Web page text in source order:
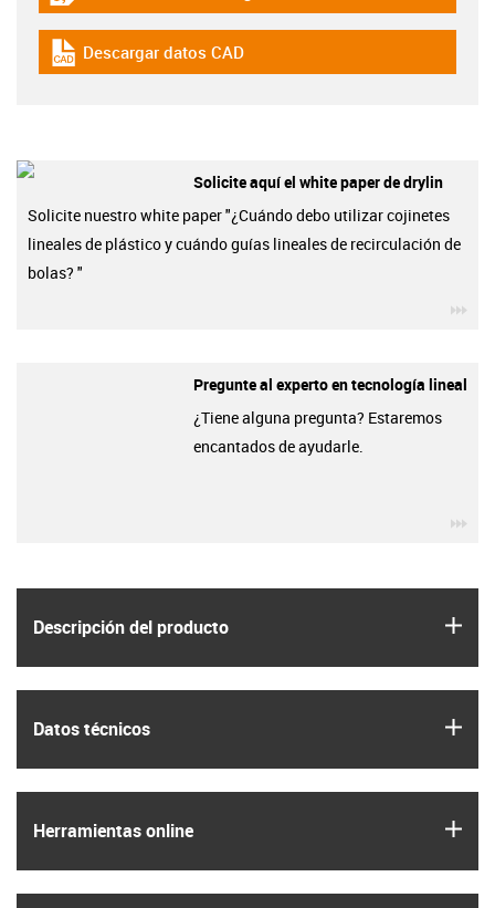
Descripción del producto
Datos técnicos
Herramientas online
igus-icon-cad-dateien
Descargar datos CAD
Solicite aquí el white paper de drylin
Solicite nuestro white paper "¿Cuándo debo utilizar cojinetes
lineales de plástico y cuándo guías lineales de recirculación de
bolas? "
Pregunte al experto en tecnología lineal
¿Tiene alguna pregunta? Estaremos
encantados de ayudarle.